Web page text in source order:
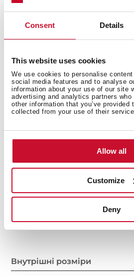
Consent Details
This website uses cookies
We use cookies to personalise
social media features and to analyse
information about your use of our site
advertising and analytics partners
other information that you’ve provided
collected from your use of their
Allow all
Customize
Deny
Продуктивність: 388 м3/год
Рівень шуму: 51-69 дБ
Рекомендовано для кухонних
Лампа LED смуга 6Вт
Колір: чорне скло
Внутрішні розміри